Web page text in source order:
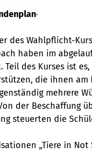
des Wahlpflicht-
haben im
des Kurses ist
die ihnen am
mehrere
der Beschaffung
steuerten die
„Tiere in